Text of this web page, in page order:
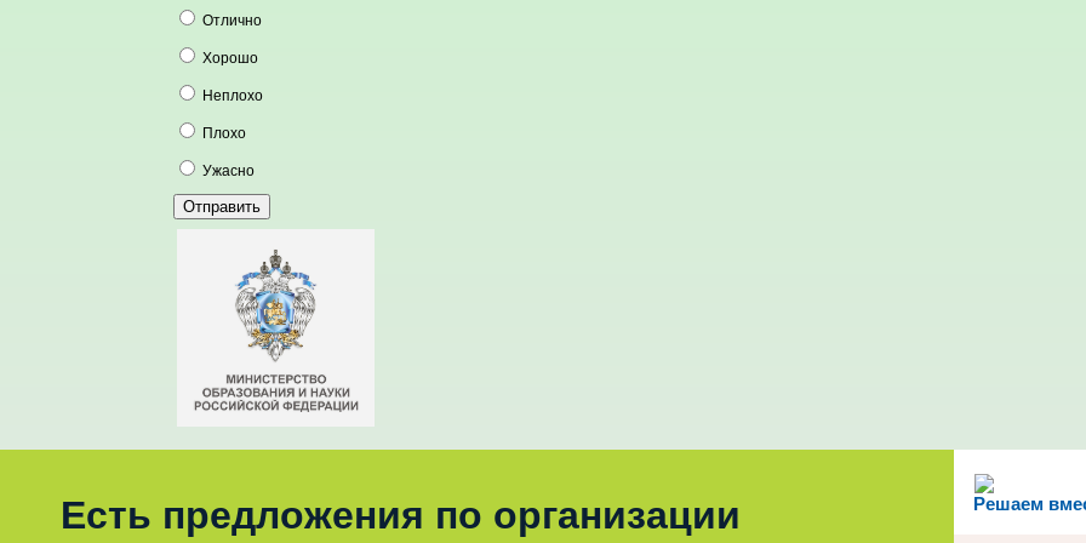
Отлично
Хорошо
Неплохо
Плохо
Ужасно
Решаем
Есть предложения по организации